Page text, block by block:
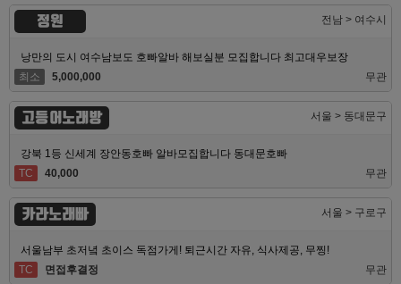
정원 전남 > 여수시
낭만의 도시 여수남보도 호빠알바 해보실분 모집합니다 최고대우보장
최소
5,000,000 무관
고등어노래방 서울 > 동대문구
강북 1등 신세계 장안동호빠 알바모집합니다 동대문호빠
TC
40,000 무관
카라노래빠 서울 > 구로구
서울남부 초저녘 초이스 독점가게! 퇴근시간 자유, 식사제공, 무찡!
TC
면접후결정 무관